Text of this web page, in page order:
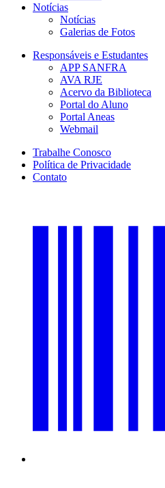
Notícias
Notícias
Galerias de Fotos
Responsáveis e Estudantes
APP SANFRA
AVA RJE
Acervo da Biblioteca
Portal do Aluno
Portal Aneas
Webmail
Trabalhe Conosco
Política de Privacidade
Contato